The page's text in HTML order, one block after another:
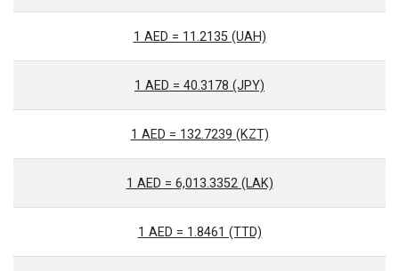
1 AED = 11.2135 (UAH)
1 AED = 40.3178 (JPY)
1 AED = 132.7239 (KZT)
1 AED = 6,013.3352 (LAK)
1 AED = 1.8461 (TTD)